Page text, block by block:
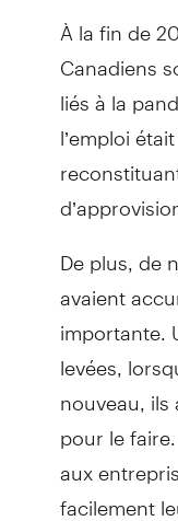
À la fin de
Canadiens
liés à la
l’emploi
De plus, de
avaient
importante.
levées,
nouveau, ils
pour le
aux
facilement